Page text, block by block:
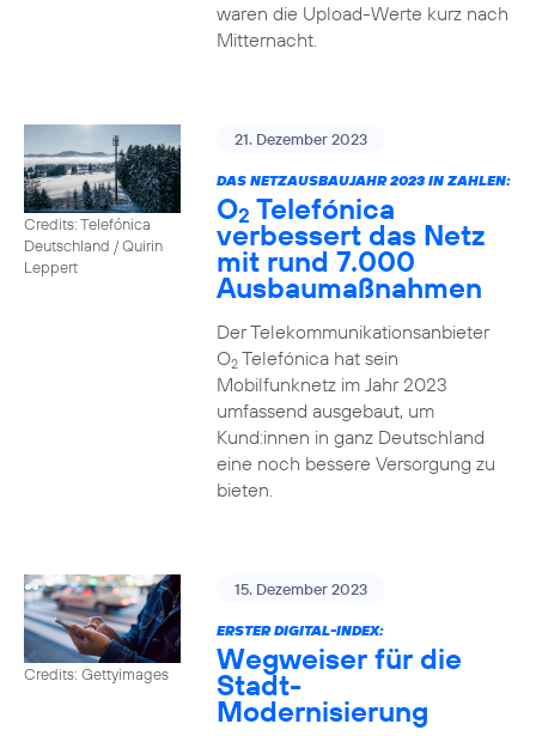
waren die Upload-Werte kurz nach
Mitternacht.
Credits: Telefónica
Deutschland / Quirin
Leppert
21. Dezember 2023
DAS NETZAUSBAUJAHR 2023 IN ZAHLEN:
O2 Telefónica
verbessert das Netz
mit rund 7.000
Ausbaumaßnahmen
Der Telekommunikationsanbieter
O2Telefónica hat sein
Mobilfunknetz im Jahr 2023
umfassend ausgebaut, um
Kund:innen in ganz Deutschland
eine noch bessere Versorgung zu
bieten.
Credits: Gettyimages
15. Dezember 2023
ERSTER DIGITAL-INDEX:
Wegweiser für die
Stadt-
Modernisierung